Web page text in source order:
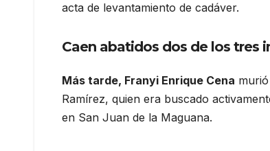
acta de levantamiento de cadáver.
Caen abatidos dos de los tres
Más tarde, Franyi Enrique Cena
Ramírez, quien era buscado
en San Juan de la Maguana.